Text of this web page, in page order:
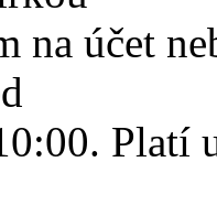
na účet
Platí